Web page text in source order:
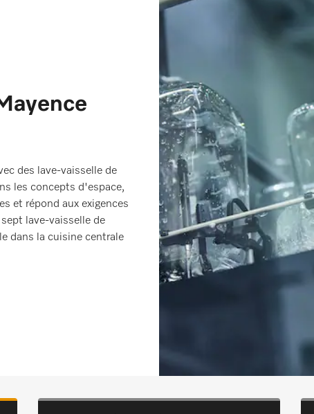
des lave-vaisselle de
les concepts d'espace,
et répond aux exigences
lave-vaisselle de
dans la cuisine centrale